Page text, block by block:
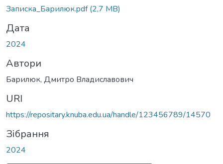
Записка_Барилюк.pdf(2,7 MB)
Дата
2024
Автори
Барилюк, Дмитро Владиславович
URI
https://repositary.knuba.edu.ua/handle/123456789/14570
Зібрання
2024